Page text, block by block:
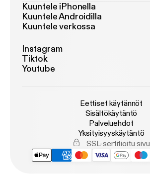
Kuuntele iPhonella
Kuuntele Androidilla
Kuuntele verkossa
Instagram
Tiktok
Youtube
Eettiset käytännöt
Sisältökäytäntö
Palveluehdot
Yksityisyyskäytäntö
SSL-sertifioitu sivu